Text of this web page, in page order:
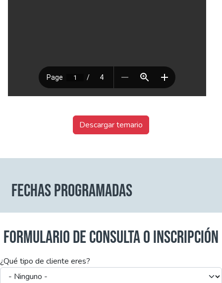
Descargar temario
FECHAS PROGRAMADAS
FORMULARIO DE CONSULTA O INSCRIPCIÓN
¿Qué tipo de cliente eres?